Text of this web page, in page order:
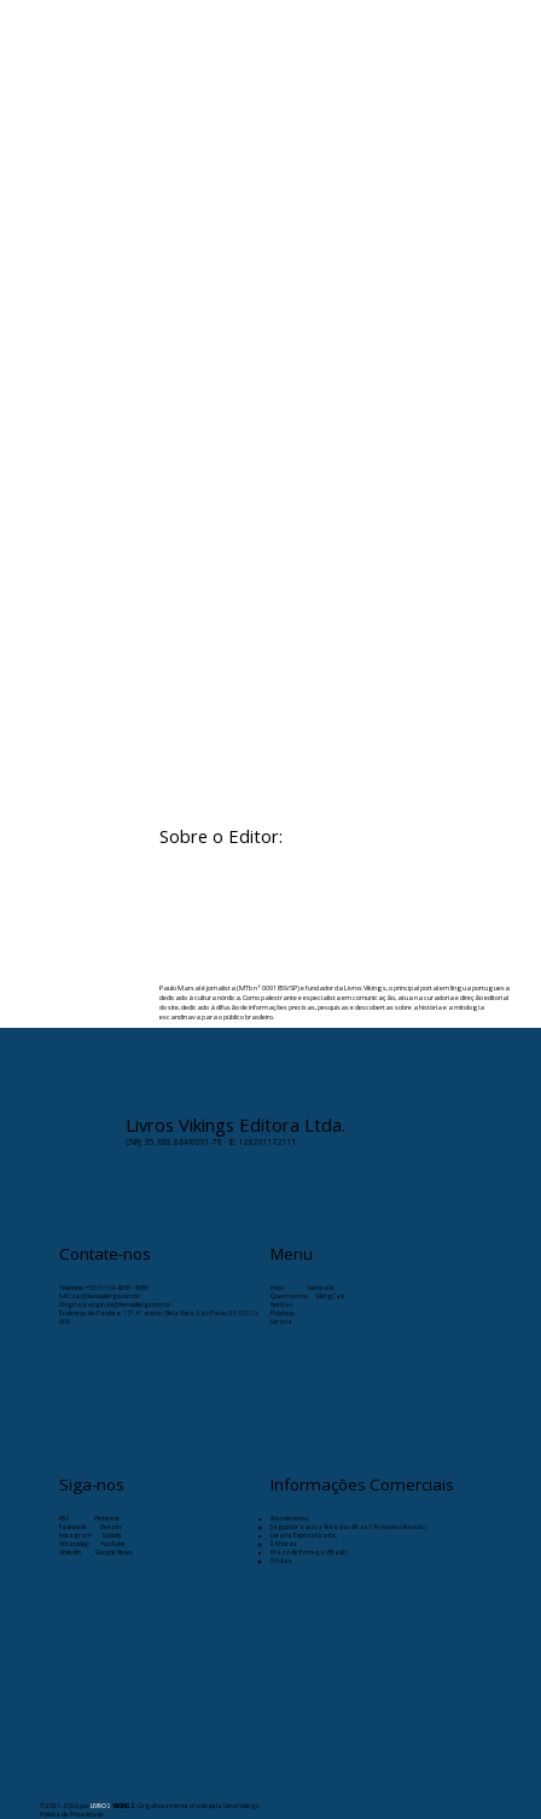
Sobre o Editor:
Paulo Marsal é jornalista (MTb nº 0091859/SP) e fundador da Livros Vikings, o principal portal em língua portuguesa
dedicado à cultura nórdica. Como palestrante e especialista em comunicação, atua na curadoria e direção editorial
do site, dedicado à difusão de informações precisas, pesquisas e descobertas sobre a história e a mitologia
escandinava para o público brasileiro.
Livros Vikings Editora Ltda.
CNPJ: 35.663.864/0001-78 · IE: 128201172111
Contate-nos
Telefone:+55 (11) 9-8263-4066
SAC: sac@livrosvikings.com.br
Originais: originais@livrosvikings.com.br
Endereço: Av. Paulista, 171 4º andar, Bela Vista, São Paulo-SP, 01310-
000
Menu
Início
Læristaðr
Quem somos
VikingCast
Notícias
Publique
Livraria
Siga-nos
RSS
Pinterest
Facebook
Deezer
Instagram
Spotify
WhatsApp
YouTube
Linkedin
Google News
Informações Comerciais
Atendimento:
Segunda a sexta-feira das 8h as 17h (exceto feriado)
Livraria Especializada:
24 horas
Prazo de Entrega (Brasil):
30 dias
© 2021- 2026por LIVROSVIKINGS . Orgulhosamente criado pela Livros Vikings.
Política de Privacidade